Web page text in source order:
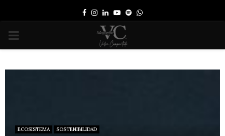
Facebook
Instagram
LinkedinYoutube
SpotifyWhatsapp
PRIMARY
ECOSISTEMA SOSTENIBILIDAD